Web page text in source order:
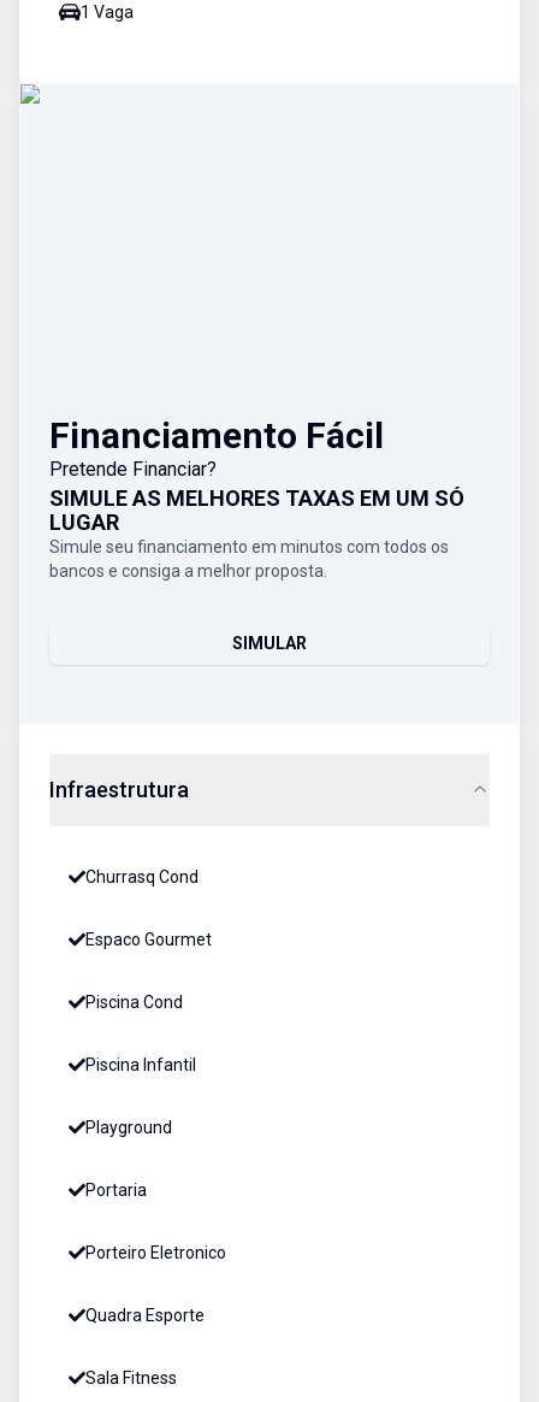
1 Vaga
Financiamento Fácil
Pretende Financiar?
SIMULE AS MELHORES TAXAS EM UM SÓ
LUGAR
Simule seu financiamento em minutos com todos os
bancos e consiga a melhor proposta.
SIMULAR
Infraestrutura
Churrasq Cond
Espaco Gourmet
Piscina Cond
Piscina Infantil
Playground
Portaria
Porteiro Eletronico
Quadra Esporte
Sala Fitness